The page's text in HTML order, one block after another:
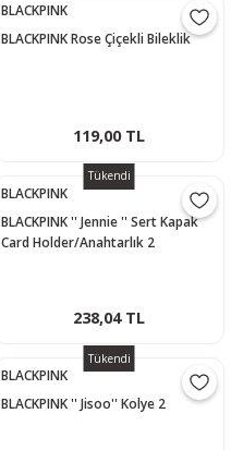
BLACKPINK
BLACKPINK Rose Çiçekli Bileklik
119,00 TL
Tükendi
BLACKPINK
BLACKPINK '' Jennie '' Sert Kapak
Card Holder/Anahtarlık 2
238,04 TL
Tükendi
BLACKPINK
BLACKPINK '' Jisoo'' Kolye 2